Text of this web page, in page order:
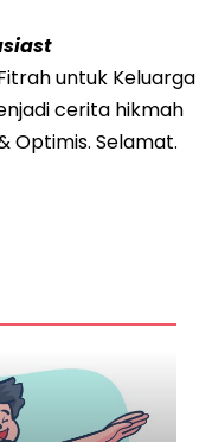
untuk Keluarga
cerita hikmah
Optimis. Selamat.